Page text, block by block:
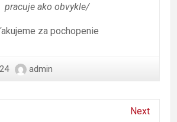
pracuje ako obvykle/
za pochopenie
admin
Next